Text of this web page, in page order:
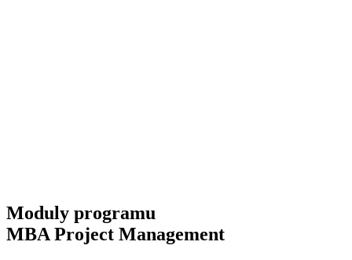
Moduly programu
MBA Project Management